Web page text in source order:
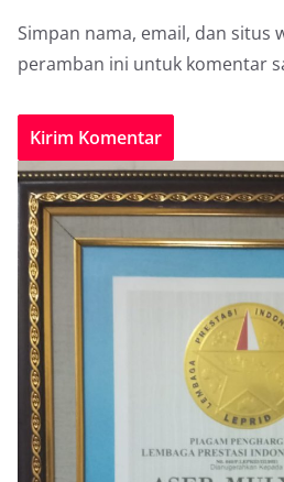
Simpan nama, email, dan situs
peramban ini untuk komentar